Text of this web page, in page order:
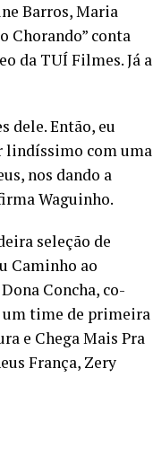
Barros, Maria
Chorando” conta
da TUÍ Filmes. Já a
dele. Então, eu
lindíssimo com uma
nos dando a
Waguinho.
seleção de
Caminho ao
Concha, co-
um time de primeira
e Chega Mais Pra
França, Zery